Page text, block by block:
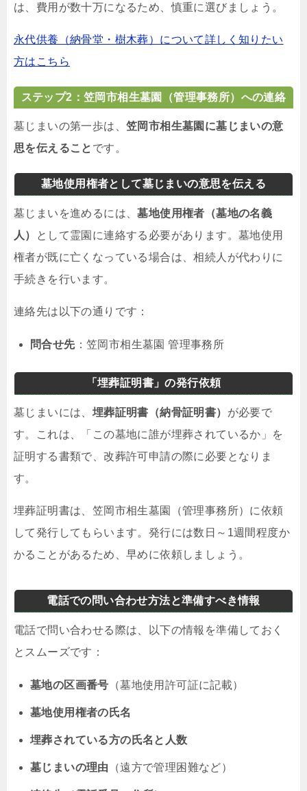
は、費用が数十万になるため、慎重に選びましょう。
永代供養（納骨堂・樹木葬）について詳しく知りたい
方はこちら
ステップ2：笠岡市相生墓園（管理事務所）への連絡
墓じまいの第一歩は、 笠岡市相生墓園に墓じまいの意
思を伝えること です。
墓地使用権者として墓じまいの意思を伝える
墓じまいを進めるには、墓地使用権者（墓地の名義
人）
として霊園に連絡する必要があります。墓地使用
権者が既に亡くなっている場合は、相続人が代わりに
手続きを行います。
連絡先は以下の通りです：
問合せ先：笠岡市相生墓園 管理事務所
「埋葬証明書」の発行依頼
墓じまいには、 埋葬証明書（納骨証明書） が必要で
す。これは、「この墓地に誰が埋葬されているか」を
証明する書類で、改葬許可申請の際に必要となりま
す。
埋葬証明書は、笠岡市相生墓園（管理事務所）に依頼
して発行してもらいます。発行には数日～1週間程度か
かることがあるため、早めに依頼しましょう。
電話での問い合わせ方法と準備すべき情報
電話で問い合わせる際は、以下の情報を準備しておく
とスムーズです：
墓地の区画番号 （墓地使用許可証に記載）
墓地使用権者の氏名
埋葬されている方の氏名と人数
墓じまいの理由 （遠方で管理困難など）